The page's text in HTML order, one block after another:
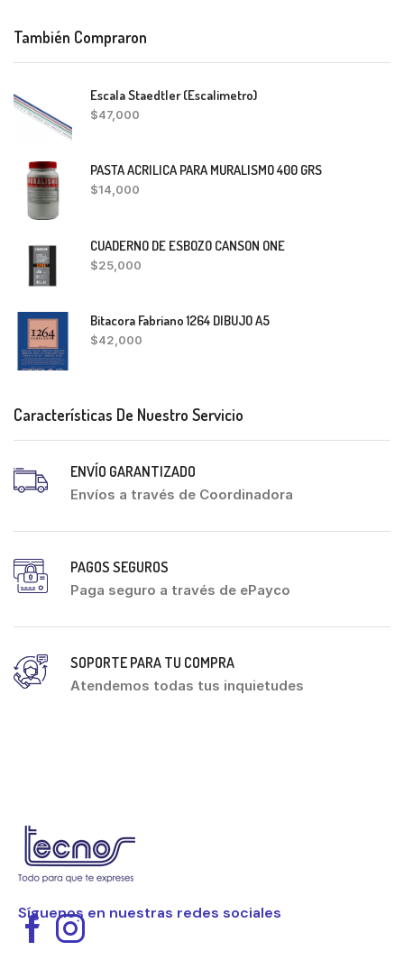
También Compraron
Escala Staedtler (Escalimetro)
$47,000
PASTA ACRILICA PARA MURALISMO 400 GRS
$14,000
CUADERNO DE ESBOZO CANSON ONE
$25,000
Bitacora Fabriano 1264 DIBUJO A5
$42,000
Características De Nuestro Servicio
ENVÍO GARANTIZADO
Envíos a través de Coordinadora
PAGOS SEGUROS
Paga seguro a través de ePayco
SOPORTE PARA TU COMPRA
Atendemos todas tus inquietudes
Síguenos en nuestras redes sociales